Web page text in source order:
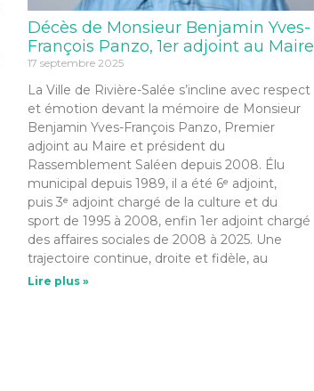
Décès de Monsieur Benjamin Yves-
François Panzo, 1er adjoint au Maire
17 septembre 2025
La Ville de Rivière-Salée s’incline avec respect
et émotion devant la mémoire de Monsieur
Benjamin Yves-François Panzo, Premier
adjoint au Maire et président du
Rassemblement Saléen depuis 2008. Élu
municipal depuis 1989, il a été 6ᵉ adjoint,
puis 3ᵉ adjoint chargé de la culture et du
sport de 1995 à 2008, enfin 1er adjoint chargé
des affaires sociales de 2008 à 2025. Une
trajectoire continue, droite et fidèle, au
Lire plus »